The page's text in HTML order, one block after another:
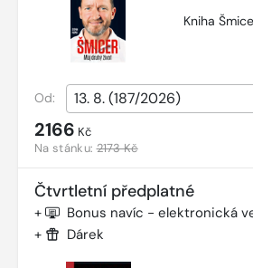
Kniha
Od:
2166 Kč
Na stánku:2173 Kč
Čtvrtletní předplatné
+ Bonus navíc - elektronická
+ Dárek